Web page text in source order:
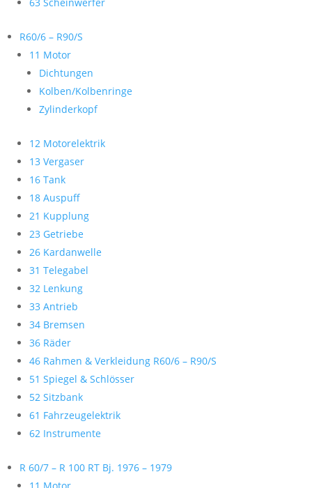
R60/6 – R90/S
11 Motor
Dichtungen
Kolben/Kolbenringe
Zylinderkopf
12 Motorelektrik
13 Vergaser
16 Tank
18 Auspuff
21 Kupplung
23 Getriebe
26 Kardanwelle
31 Telegabel
32 Lenkung
33 Antrieb
34 Bremsen
36 Räder
46 Rahmen & Verkleidung R60/6 – R90/S
51 Spiegel & Schlösser
52 Sitzbank
61 Fahrzeugelektrik
62 Instrumente
R 60/7 – R 100 RT Bj. 1976 – 1979